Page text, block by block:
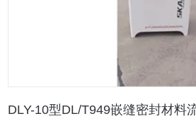
DLY-10型DL/T949嵌缝密封材料